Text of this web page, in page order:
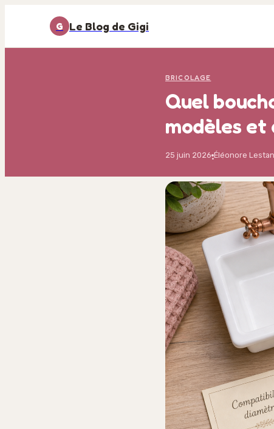
G Le Blog de Gigi
BRICOLAGE
Quel
modèles et
25 juin 2026·Éléonore